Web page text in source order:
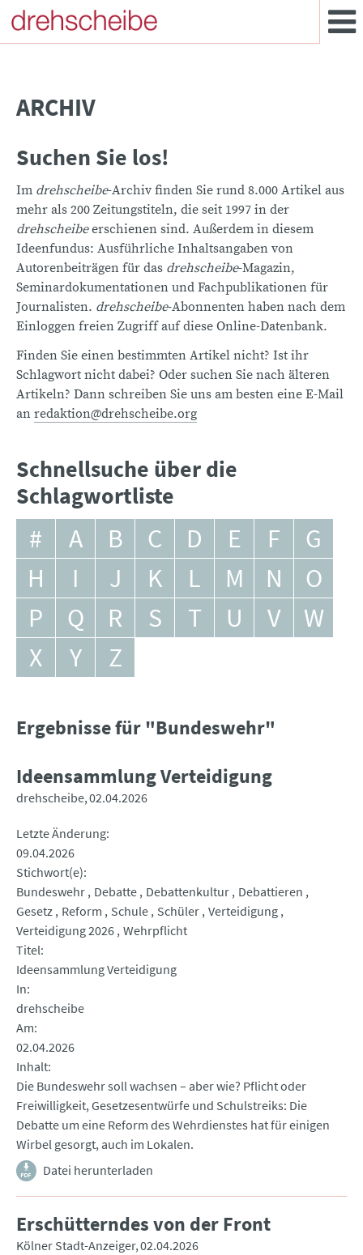
ARCHIV
Suchen Sie los!
Im drehscheibe-Archiv finden Sie rund 8.000 Artikel aus
mehr als 200 Zeitungstiteln, die seit 1997 in der
drehscheibeerschienen sind. Außerdem in diesem
Ideenfundus: Ausführliche Inhaltsangaben von
Autorenbeiträgen für das drehscheibe-Magazin,
Seminardokumentationen und Fachpublikationen für
Journalisten. drehscheibe-Abonnenten haben nach dem
Einloggen freien Zugriff auf diese Online-Datenbank.
Finden Sie einen bestimmten Artikel nicht? Ist ihr
Schlagwort nicht dabei? Oder suchen Sie nach älteren
Artikeln? Dann schreiben Sie uns am besten eine E-Mail
an redaktion@drehscheibe.org
Schnellsuche über die
Schlagwortliste
# A B C D E F
G
H
I J K L M N
O
P
Q R S T U V
W
X
Y Z
Ergebnisse für "Bundeswehr"
Ideensammlung Verteidigung
drehscheibe 02.04.2026
Letzte Änderung
09.04.2026
Stichwort(e)
Bundeswehr Debatte Debattenkultur Debattieren
Gesetz Reform Schule Schüler Verteidigung
Verteidigung 2026 Wehrpflicht
Titel
Ideensammlung Verteidigung
In
drehscheibe
Am
02.04.2026
Inhalt
Die Bundeswehr soll wachsen – aber wie? Pflicht oder
Freiwilligkeit, Gesetzesentwürfe und Schulstreiks: Die
Debatte um eine Reform des Wehrdienstes hat für einigen
Wirbel gesorgt, auch im Lokalen.
Datei herunterladen
Erschütterndes von der Front
Kölner Stadt-Anzeiger 02.04.2026